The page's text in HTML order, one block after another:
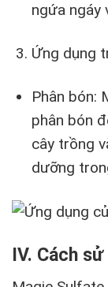
ngứa ngáy
Ứng dụng
Phân bón:
phân bón
cây trồng
dưỡng
IV. Cách